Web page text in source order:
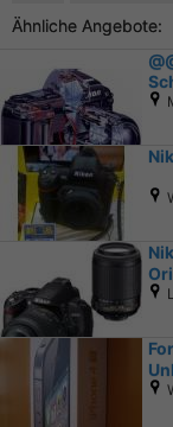
Ähnliche Angebote:
Nikon D3000